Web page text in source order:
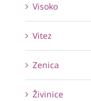
Visoko
Vitez
Zenica
Živinice